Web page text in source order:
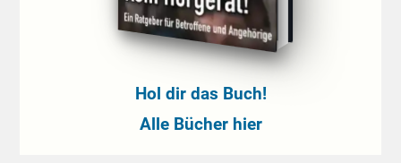
Hol dir das Buch!
Alle Bücher hier